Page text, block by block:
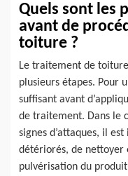
Quels sont les
avant de
toiture ?
Le traitement de
plusieurs étapes. Pour
suffisant avant
de traitement. Dans le
signes d’attaques, il
détériorés, de nettoyer
pulvérisation du